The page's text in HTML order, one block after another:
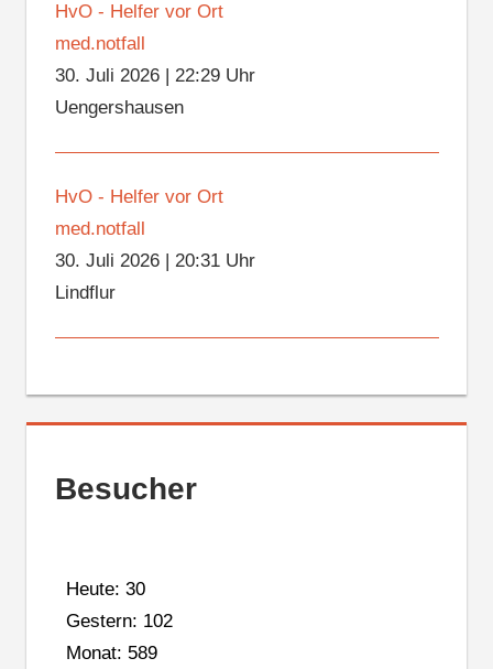
HvO - Helfer vor Ort
med.notfall
30. Juli 2026| 22:29 Uhr
Uengershausen
HvO - Helfer vor Ort
med.notfall
30. Juli 2026| 20:31 Uhr
Lindflur
Besucher
Heute: 30
Gestern: 102
Monat: 589